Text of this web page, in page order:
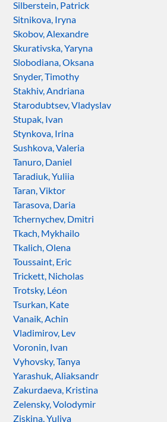
Silberstein, Patrick
Sitnikova, Iryna
Skobov, Alexandre
Skurativska, Yaryna
Slobodiana, Oksana
Snyder, Timothy
Stakhiv, Andriana
Starodubtsev, Vladyslav
Stupak, Ivan
Stynkova, Irina
Sushkova, Valeria
Tanuro, Daniel
Taradiuk, Yuliia
Taran, Viktor
Tarasova, Daria
Tchernychev, Dmitri
Tkach, Mykhailo
Tkalich, Olena
Toussaint, Eric
Trickett, Nicholas
Trotsky, Léon
Tsurkan, Kate
Vanaik, Achin
Vladimirov, Lev
Voronin, Ivan
Vyhovsky, Tanya
Yarashuk, Aliaksandr
Zakurdaeva, Kristina
Zelensky, Volodymir
Ziskina, Yuliya